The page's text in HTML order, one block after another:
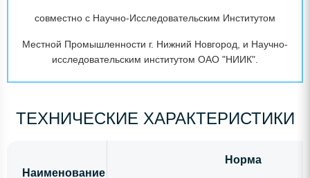
совместно с Научно-Исследовательским Институтом
Местной Промышленности г. Нижний Новгород, и Научно-
исследовательским институтом ОАО "НИИК".
ТЕХНИЧЕСКИЕ ХАРАКТЕРИСТИКИ
Наименование
Норма